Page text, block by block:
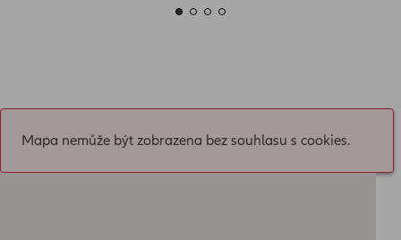
Mapa nemůže být zobrazena bez souhlasu s cookies.